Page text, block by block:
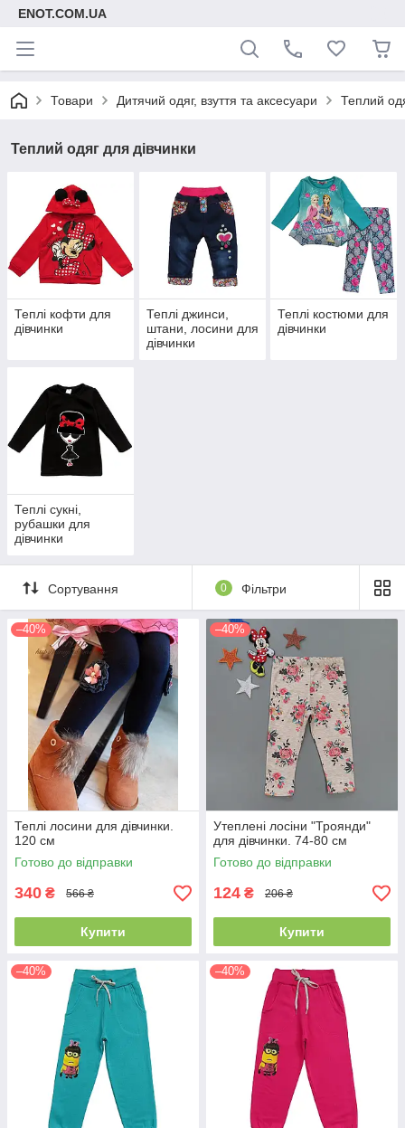
ENOT.COM.UA
Товари Дитячий одяг, взуття та аксесуари Теплий
Теплий одяг для дівчинки
Теплі кофти для
дівчинки
Теплі джинси,
штани, лосини для
дівчинки
Теплі костюми для
дівчинки
Теплі сукні,
рубашки для
дівчинки
Сортування 0 Фільтри
–40%
Теплі лосини для дівчинки.
120 см
Готово до відправки
340 ₴ 566 ₴
Купити
–40%
Утеплені лосіни "Троянди"
для дівчинки. 74-80 см
Готово до відправки
124 ₴ 206 ₴
Купити
–40% –40%